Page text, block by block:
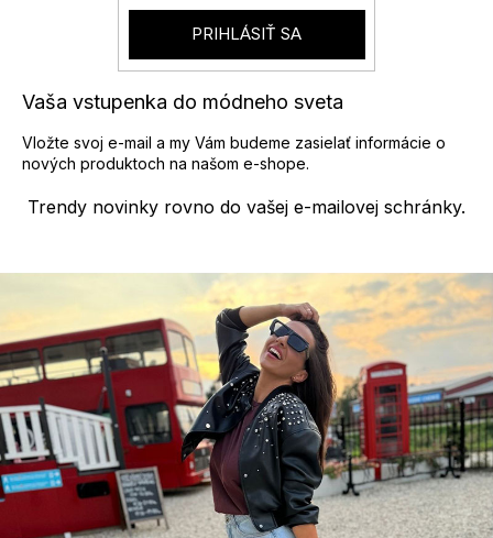
Trendy novinky rovno do vašej e-mailovej schránky.
Vaša vstupenka do módneho sveta
Vložte svoj e-mail a my Vám budeme zasielať informácie o
nových produktoch na našom e-shope.
PRIHLÁSIŤ SA